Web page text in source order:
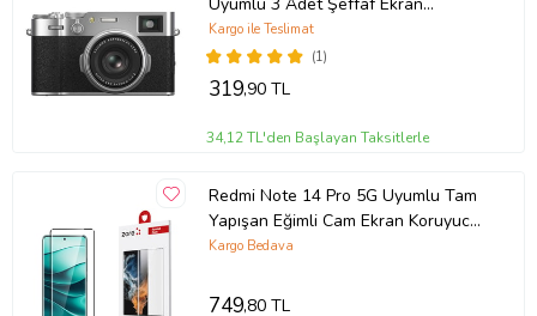
koruyucu Nano Jelatin
(1)
Kargo ile Teslimat
319,90 TL
34,12 TL'den Başlayan Taksitlerle
Redmi Note 14 Pro 5G Uyumlu Tam
Yapışan Eğimli Cam Ekran Koruyucu
(Siyah)
Kargo Bedava
749,80 TL